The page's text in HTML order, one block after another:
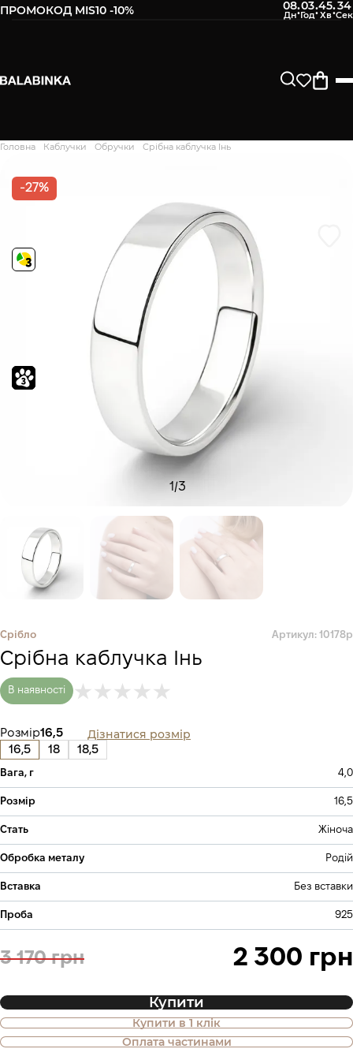
ПРОМОКОД MIS10 -10% 08:03:45:33
Головна Каблучки Обручки Срібна каблучка Інь
1/3
-27%
Срібло Артикул: 10178р
Срібна каблучка Інь
В наявності
Розмір16,5 Дізнатися розмір
16,5 18 18,5
Вага, г 4,0
Розмір 16,5
Стать Жіноча
Обробка металу Родій
Вставка Без вставки
Проба 925
3 170 грн 2 300 грн
Купити
Купити в 1 клік
Оплата частинами
Також доступна покупка товару в
оплату частинами
Дякуємо. Ваш відгук
відправлено СМС про наявність в нашому магазині